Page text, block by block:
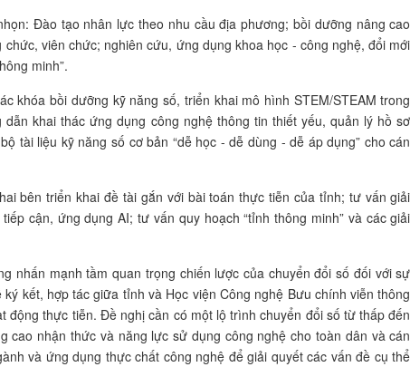
Đào tạo nhân lực theo nhu cầu địa phương; bồi dưỡng nâng cao
viên chức; nghiên cứu, ứng dụng khoa học - công nghệ, đổi mới
minh”.
khóa bồi dưỡng kỹ năng số, triển khai mô hình STEM/STEAM trong
khai thác ứng dụng công nghệ thông tin thiết yếu, quản lý hồ sơ
tài liệu kỹ năng số cơ bản “dễ học - dễ dùng - dễ áp dụng” cho cán
bên triển khai đề tài gắn với bài toán thực tiễn của tỉnh; tư vấn giải
cận, ứng dụng AI; tư vấn quy hoạch “tỉnh thông minh” và các giải
nhấn mạnh tầm quan trọng chiến lược của chuyển đổi số đối với sự
kết, hợp tác giữa tỉnh và Học viện Công nghệ Bưu chính viễn thông
động thực tiễn. Đề nghị cần có một lộ trình chuyển đổi số từ thấp đến
cao nhận thức và năng lực sử dụng công nghệ cho toàn dân và cán
và ứng dụng thực chất công nghệ để giải quyết các vấn đề cụ thể